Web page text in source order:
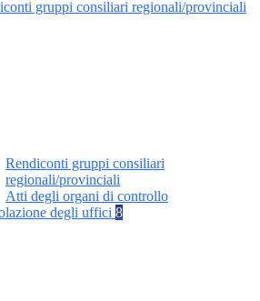
gruppi consiliari regionali/provinciali
Rendiconti gruppi consiliari
regionali/provinciali
Atti degli organi di controllo
degli uffici 8